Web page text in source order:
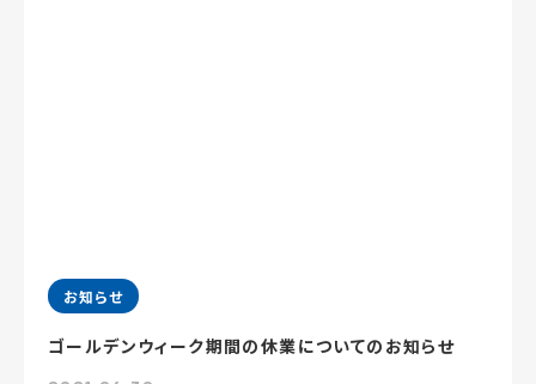
お知らせ
ゴールデンウィーク期間の休業についてのお知らせ